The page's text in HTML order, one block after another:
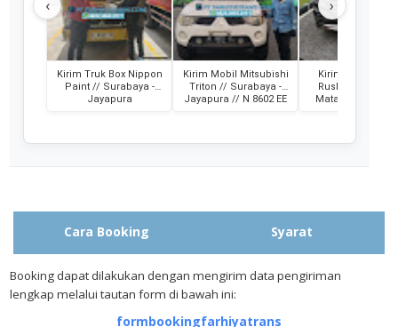
‹
Kirim Truk Box Nippon
Paint // Surabaya -
Jayapura
Kirim Mobil Mitsubishi
Triton // Surabaya -
Jayapura // N 8602 EE
Kirim Mobil
Rush //
Mataram // PA
›
Cara Booking Syarat
Booking dapat dilakukan dengan mengirim data pengiriman
lengkap melalui tautan form di bawah ini:
formbookingfarhiyatrans